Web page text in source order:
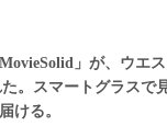
」が、ウエ
。スマートグラスで
ける。